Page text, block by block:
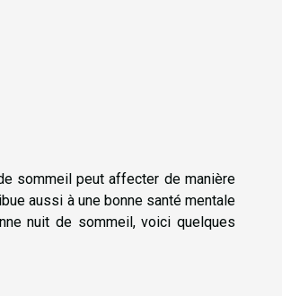
sommeil peut affecter de manière
aussi à une bonne santé mentale
nuit de sommeil, voici quelques